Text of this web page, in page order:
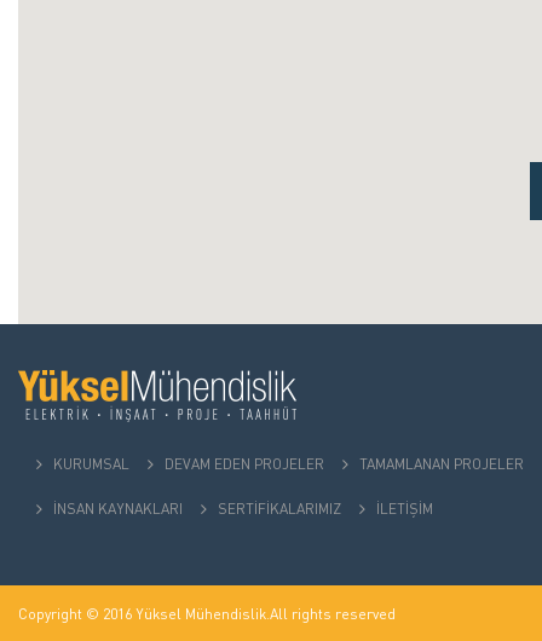
KURUMSAL DEVAM EDEN PROJELER TAMAMLANAN PROJELER
İNSAN KAYNAKLARI SERTİFİKALARIMIZ İLETİŞİM
Copyright © 2016 Yüksel Mühendislik.All rights reserved